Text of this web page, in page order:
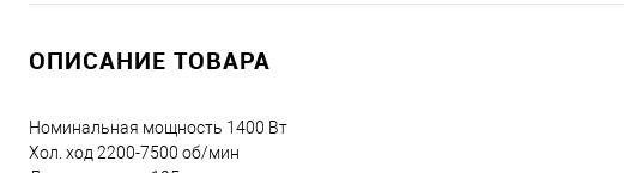
ОПИСАНИЕ ТОВАРА
Номинальная мощность 1400 Вт
Хол. ход 2200-7500 об/мин